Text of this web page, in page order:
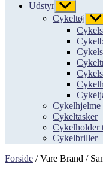
Udstyr Vis
undermenu
Cykeltøj Vis
Cykelhjelme
Cykeltasker
Cykelholder
Cykelbriller
Forside / Vare Brand /